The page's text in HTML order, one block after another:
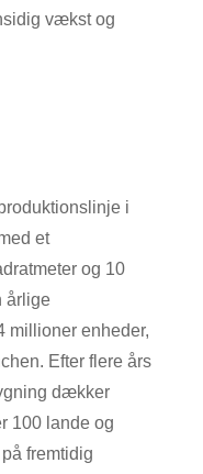
vækst og
i
et
og 10
årlige
millioner enheder,
Efter flere års
dækker
100 lande og
fremtidig